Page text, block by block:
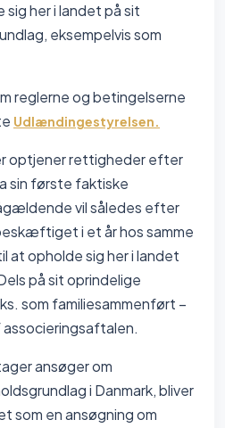
her i landet på sit
eksempelvis som
reglerne og betingelserne
Udlændingestyrelsen.
optjener rettigheder efter
sin første faktiske
vil således efter
i et år hos samme
at opholde sig her i landet
på sit oprindelige
som familiesammenført –
ansøger om
i Danmark, bliver
som en ansøgning om